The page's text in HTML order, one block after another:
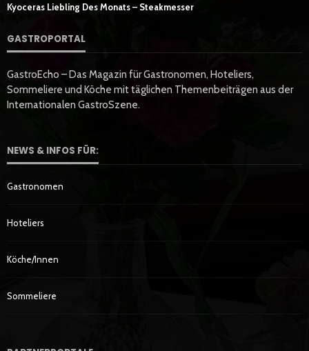
Kyoceras Liebling Des Monats – Steakmesser
GASTROPORTAL
GastroEcho – Das Magazin für Gastronomen, Hoteliers,
Sommeliere und Köche mit täglichen Themenbeiträgen aus der
Internationalen GastroSzene.
NEWS & INFOS FÜR:
Gastronomen
Hoteliers
Köche/innen
Sommeliere